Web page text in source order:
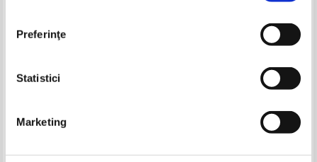
Preferinţe
Statistici
Marketing
Antonio Fogazzaro - Misterul